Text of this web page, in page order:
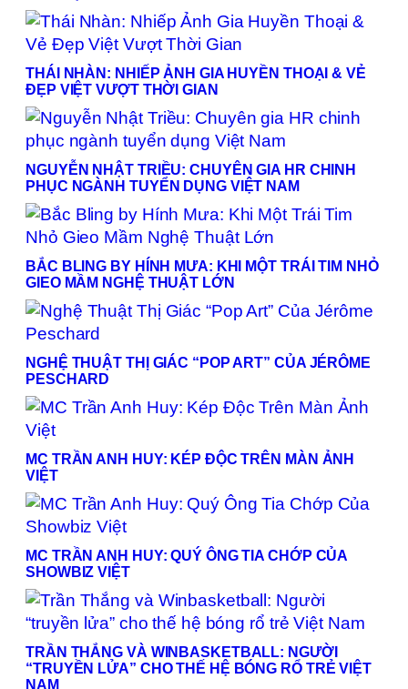
THÁI NHÀN: NHIẾP ẢNH GIA HUYỀN THOẠI & VẺ
ĐẸP VIỆT VƯỢT THỜI GIAN
NGUYỄN NHẬT TRIỀU: CHUYÊN GIA HR CHINH
PHỤC NGÀNH TUYỂN DỤNG VIỆT NAM
BẮC BLING BY HÍNH MƯA: KHI MỘT TRÁI TIM NHỎ
GIEO MẦM NGHỆ THUẬT LỚN
NGHỆ THUẬT THỊ GIÁC “POP ART” CỦA JÉRÔME
PESCHARD
MC TRẦN ANH HUY: KÉP ĐỘC TRÊN MÀN ẢNH
VIỆT
MC TRẦN ANH HUY: QUÝ ÔNG TIA CHỚP CỦA
SHOWBIZ VIỆT
TRẦN THẮNG VÀ WINBASKETBALL: NGƯỜI
“TRUYỀN LỬA” CHO THẾ HỆ BÓNG RỔ TRẺ VIỆT
NAM